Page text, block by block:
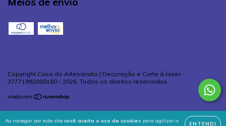
Ao navegar por este site você aceita o uso de cookies para agilizar a
ENTENDI
Copyright Casa do Artesanato | Decoração e Corte à laser -
37771992000160 - 2026. Todos os direitos reservados.